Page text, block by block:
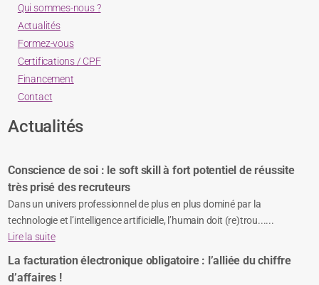
Qui sommes-nous ?
Actualités
Formez-vous
Certifications / CPF
Financement
Contact
Actualités
Conscience de soi : le soft skill à fort potentiel de réussite
très prisé des recruteurs
Dans un univers professionnel de plus en plus dominé par la
technologie et l’intelligence artificielle, l’humain doit (re)trou......
Lire la suite
La facturation électronique obligatoire : l’alliée du chiffre
d’affaires !